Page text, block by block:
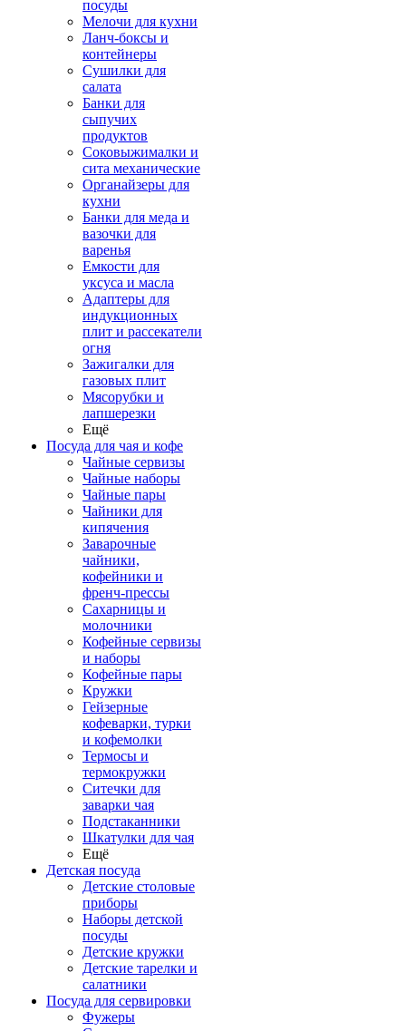
посуды
Мелочи для кухни
Ланч-боксы и
контейнеры
Сушилки для
салата
Банки для
сыпучих
продуктов
Соковыжималки и
сита механические
Органайзеры для
кухни
Банки для меда и
вазочки для
варенья
Емкости для
уксуса и масла
Адаптеры для
индукционных
плит и рассекатели
огня
Зажигалки для
газовых плит
Мясорубки и
лапшерезки
Ещё
Посуда для чая и кофе
Чайные сервизы
Чайные наборы
Чайные пары
Чайники для
кипячения
Заварочные
чайники,
кофейники и
френч-прессы
Сахарницы и
молочники
Кофейные сервизы
и наборы
Кофейные пары
Кружки
Гейзерные
кофеварки, турки
и кофемолки
Термосы и
термокружки
Ситечки для
заварки чая
Подстаканники
Шкатулки для чая
Ещё
Детская посуда
Детские столовые
приборы
Наборы детской
посуды
Детские кружки
Детские тарелки и
салатники
Посуда для сервировки
Фужеры